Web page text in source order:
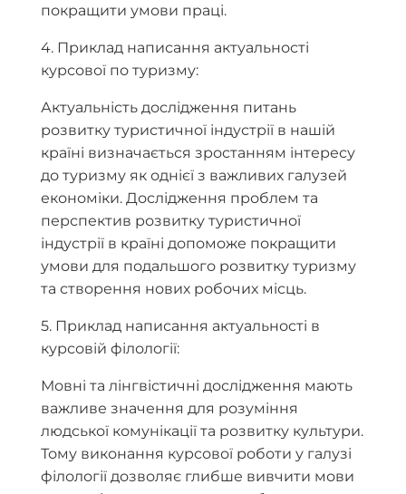
покращити умови праці.
4. Приклад написання актуальності
курсової по туризму:
Актуальність дослідження питань
розвитку туристичної індустрії в нашій
країні визначається зростанням інтересу
до туризму як однієї з важливих галузей
економіки. Дослідження проблем та
перспектив розвитку туристичної
індустрії в країні допоможе покращити
умови для подальшого розвитку туризму
та створення нових робочих місць.
5. Приклад написання актуальності в
курсовій філології:
Мовні та лінгвістичні дослідження мають
важливе значення для розуміння
людської комунікації та розвитку культури.
Тому виконання курсової роботи у галузі
філології дозволяє глибше вивчити мови